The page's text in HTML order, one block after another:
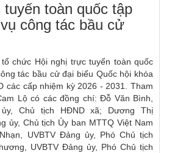
toàn quốc tập
công tác bầu cử
chức Hội nghị trực tuyến toàn quốc
tác bầu cử đại biểu Quốc hội khóa
các cấp nhiệm kỳ 2026 - 2031. Tham
Lộ có các đồng chí: Đỗ Văn Bình,
Chủ tịch HĐND xã; Dương Thị
ủy, Chủ tịch Ủy ban MTTQ Việt Nam
UVBTV Đảng ủy, Phó Chủ tịch
UVBTV Đảng ủy, Phó Chủ tịch